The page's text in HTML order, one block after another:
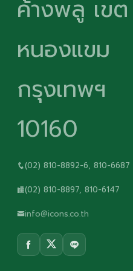
ค้างพลู เขต
หนองแขม
กรุงเทพฯ
10160
(02) 810-8892-6, 810-6687
(02) 810-8897, 810-6147
info@icons.co.th